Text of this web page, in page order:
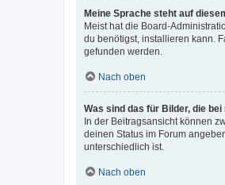
Meine Sprache steht auf
Meist hat die Board-
du benötigst, installieren kann.
gefunden werden.
Nach oben
Was sind das für Bilder, die
In der Beitragsansicht können
deinen Status im Forum
unterschiedlich ist.
Nach oben